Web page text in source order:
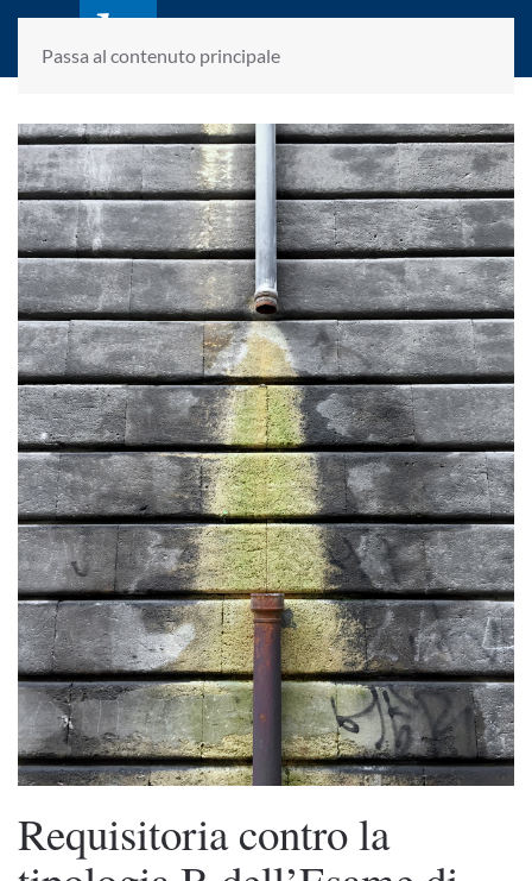
Passa al contenuto principale
laletteraturaenoi.it
fondato da Romano Luperini
Requisitoria contro la